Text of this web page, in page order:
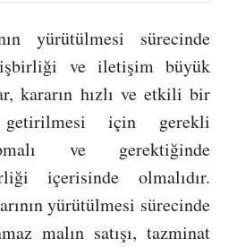
yürütülmesi sürecinde
işbirliği ve iletişim büyük
kararın hızlı ve etkili bir
için gerekli
ve gerektiğinde
içerisinde olmalıdır.
yürütülmesi sürecinde
malın satışı, tazminat